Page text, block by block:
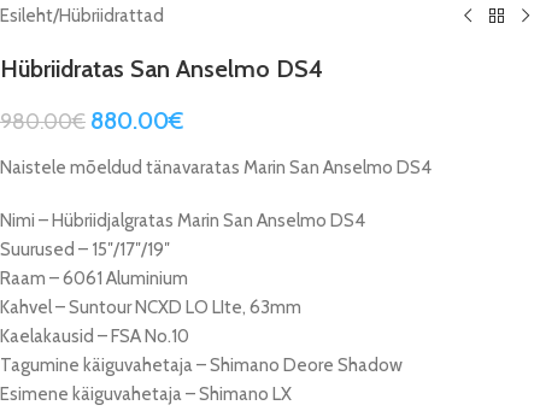
Esileht/Hübriidrattad
Hübriidratas San Anselmo DS4
980.00€ 880.00€
Naistele mõeldud tänavaratas Marin San Anselmo DS4
Nimi – Hübriidjalgratas Marin San Anselmo DS4
Suurused – 15″/17″/19″
Raam – 6061 Aluminium
Kahvel – Suntour NCXD LO LIte, 63mm
Kaelakausid – FSA No.10
Tagumine käiguvahetaja – Shimano Deore Shadow
Esimene käiguvahetaja – Shimano LX